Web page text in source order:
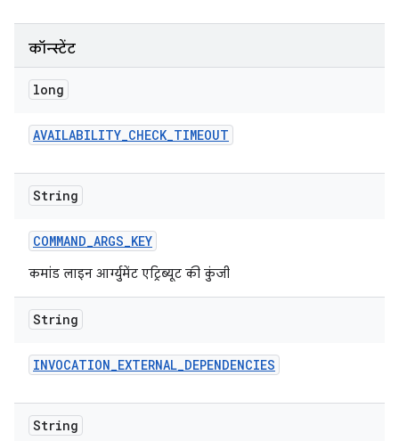
कॉन्स्टेंट
long
AVAILABILITY_CHECK_TIMEOUT
String
COMMAND_ARGS_KEY
कमांड लाइन आर्ग्युमेंट एट्रिब्यूट की कुंजी
String
INVOCATION_EXTERNAL_DEPENDENCIES
String